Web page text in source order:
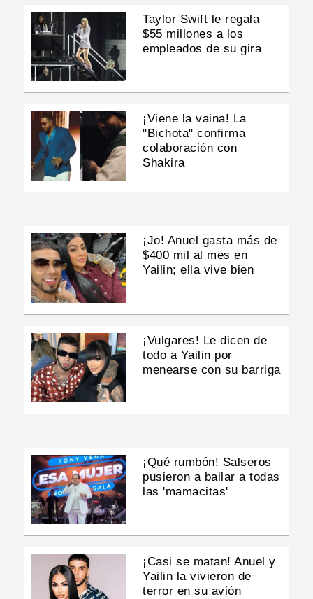
Taylor Swift le regala
$55 millones a los
empleados de su gira
¡Viene la vaina! La
"Bichota" confirma
colaboración con
Shakira
¡Jo! Anuel gasta más de
$400 mil al mes en
Yailin; ella vive bien
¡Vulgares! Le dicen de
todo a Yailin por
menearse con su barriga
¡Qué rumbón! Salseros
pusieron a bailar a todas
las 'mamacitas'
¡Casi se matan! Anuel y
Yailin la vivieron de
terror en su avión